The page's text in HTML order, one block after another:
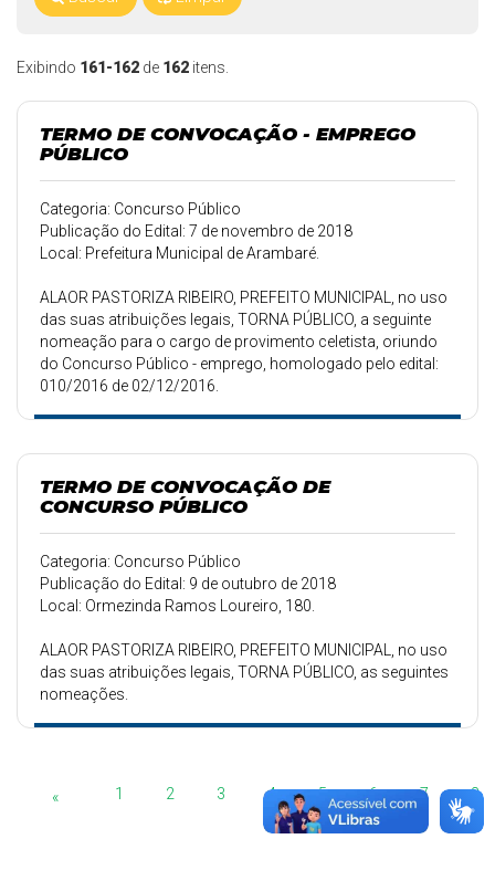
Exibindo 161-162 de 162 itens.
TERMO DE CONVOCAÇÃO - EMPREGO
PÚBLICO
Categoria: Concurso Público
Publicação do Edital: 7 de novembro de 2018
Local: Prefeitura Municipal de Arambaré.
ALAOR PASTORIZA RIBEIRO, PREFEITO MUNICIPAL, no uso
das suas atribuições legais, TORNA PÚBLICO, a seguinte
nomeação para o cargo de provimento celetista, oriundo
do Concurso Público - emprego, homologado pelo edital:
010/2016 de 02/12/2016.
TERMO DE CONVOCAÇÃO DE
CONCURSO PÚBLICO
Categoria: Concurso Público
Publicação do Edital: 9 de outubro de 2018
Local: Ormezinda Ramos Loureiro, 180.
ALAOR PASTORIZA RIBEIRO, PREFEITO MUNICIPAL, no uso
das suas atribuições legais, TORNA PÚBLICO, as seguintes
nomeações.
« 1 2 3 4 5 6 7 8